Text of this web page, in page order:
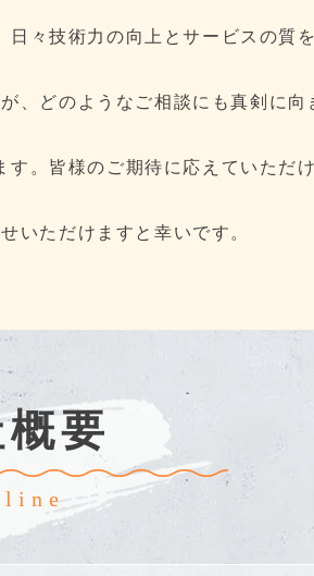
々技術力の向上とサービスの質
、どのようなご相談にも真剣に向
。皆様のご期待に応えていただ
いただけますと幸いです。
要